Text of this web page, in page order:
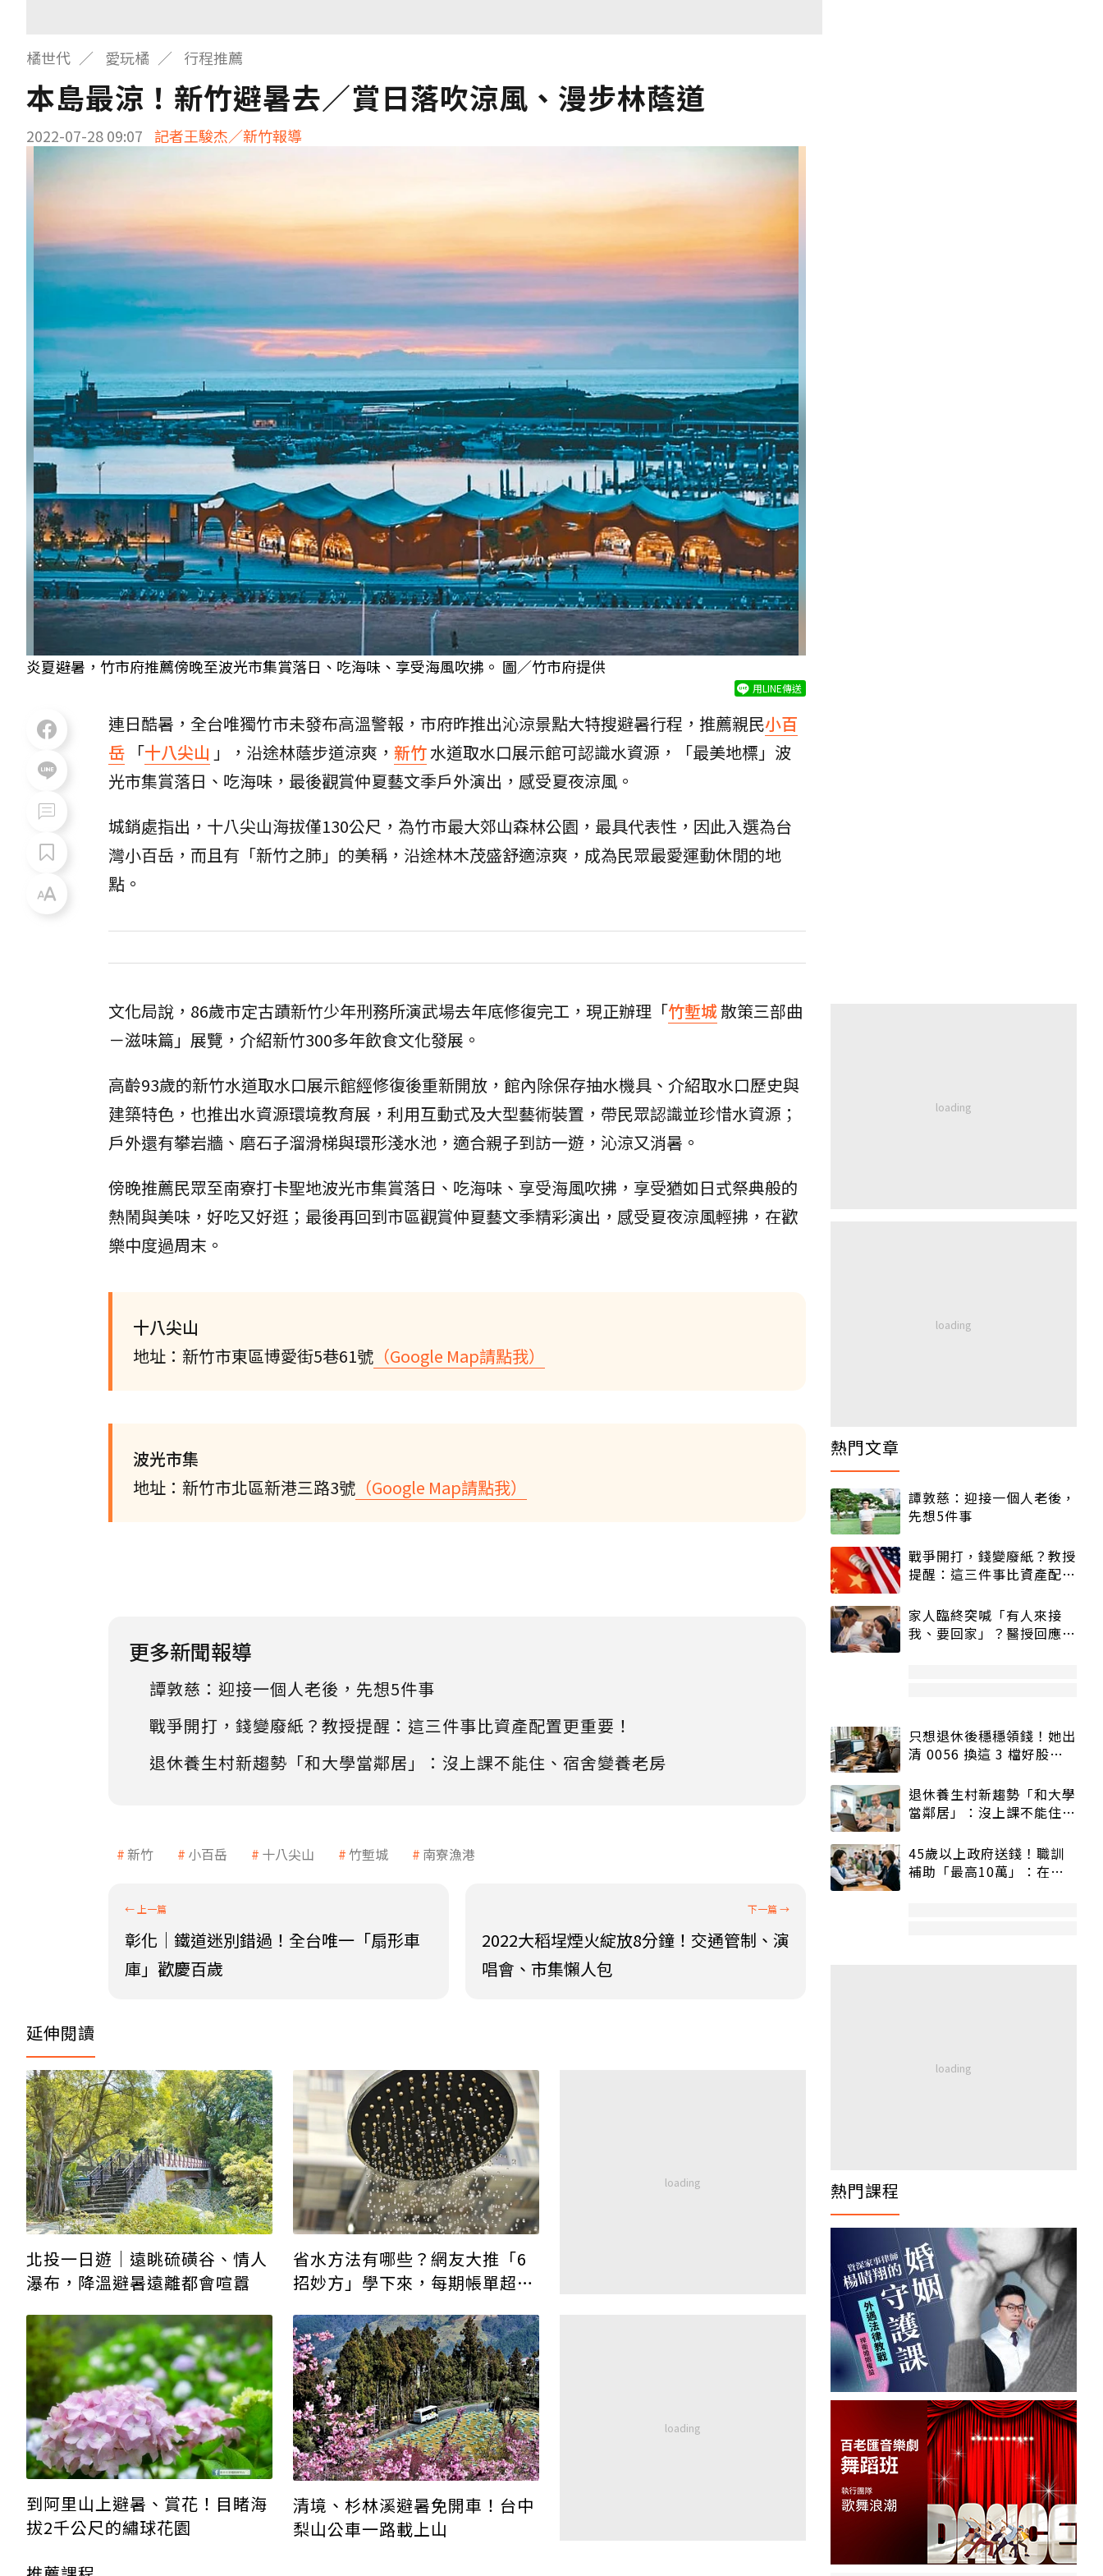
橘世代 愛玩橘 行程推薦
本島最涼！新竹避暑去／賞日落吹涼風、漫步林蔭道
2022-07-28 09:07 記者王駿杰／新竹報導
炎夏避暑，竹市府推薦傍晚至波光市集賞落日、吃海味、享受海風吹拂。 圖／竹市府提供
用LINE傳送
連日酷暑，全台唯獨竹市未發布高溫警報，市府昨推出沁涼景點大特搜避暑行程，推薦親民小百
岳 「十八尖山 」，沿途林蔭步道涼爽， 新竹水道取水口展示館可認識水資源，「最美地標」波
光市集賞落日、吃海味，最後觀賞仲夏藝文季戶外演出，感受夏夜涼風。
城銷處指出，十八尖山海拔僅130公尺，為竹市最大郊山森林公園，最具代表性，因此入選為台
灣小百岳，而且有「新竹之肺」的美稱，沿途林木茂盛舒適涼爽，成為民眾最愛運動休閒的地
點。
文化局說，86歲市定古蹟新竹少年刑務所演武場去年底修復完工，現正辦理「竹塹城散策三部曲
－滋味篇」展覽，介紹新竹300多年飲食文化發展。
高齡93歲的新竹水道取水口展示館經修復後重新開放，館內除保存抽水機具、介紹取水口歷史與
建築特色，也推出水資源環境教育展，利用互動式及大型藝術裝置，帶民眾認識並珍惜水資源；
戶外還有攀岩牆、磨石子溜滑梯與環形淺水池，適合親子到訪一遊，沁涼又消暑。
傍晚推薦民眾至南寮打卡聖地波光市集賞落日、吃海味、享受海風吹拂，享受猶如日式祭典般的
熱鬧與美味，好吃又好逛；最後再回到市區觀賞仲夏藝文季精彩演出，感受夏夜涼風輕拂，在歡
樂中度過周末。
十八尖山
地址：新竹市東區博愛街5巷61號 （Google Map請點我）
波光市集
地址：新竹市北區新港三路3號 （Google Map請點我）
更多新聞報導
譚敦慈：迎接一個人老後，先想5件事
戰爭開打，錢變廢紙？教授提醒：這三件事比資產配置更重要！
退休養生村新趨勢「和大學當鄰居」：沒上課不能住、宿舍變養老房
新竹 小百岳 十八尖山 竹塹城 南寮漁港
彰化│鐵道迷別錯過！全台唯一「扇形車
庫」歡慶百歲
2022大稻埕煙火綻放8分鐘！交通管制、演
唱會、市集懶人包
延伸閱讀
北投一日遊│遠眺硫磺谷、情人
瀑布，降溫避暑遠離都會喧囂
省水方法有哪些？網友大推「6
招妙方」學下來，每期帳單超有
到阿里山上避暑、賞花！目睹海
拔2千公尺的繡球花園
清境、杉林溪避暑免開車！台中
梨山公車一路載上山
熱門文章
譚敦慈：迎接一個人老後，
先想5件事
戰爭開打，錢變廢紙？教授
提醒：這三件事比資產配置
家人臨終突喊「有人來接
我、要回家」？醫授回應方
只想退休後穩穩領錢！她出
清 0056 換這 3 檔好股：
退休養生村新趨勢「和大學
當鄰居」：沒上課不能住、
45歲以上政府送錢！職訓
補助「最高10萬」：在
熱門課程